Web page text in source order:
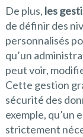
De plus, les
de définir des
personnalisés
qu’un
peut voir,
Cette gestion
sécurité des
exemple, qu’un
strictement